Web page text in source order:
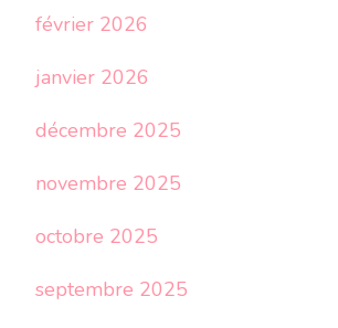
février 2026
janvier 2026
décembre 2025
novembre 2025
octobre 2025
septembre 2025